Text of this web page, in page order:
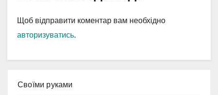
Щоб відправити коментар вам необхідно
авторизуватись.
Cвоїми руками